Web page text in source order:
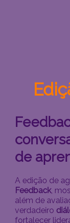
de
A edição de
Feedback,
além de
verdadeiro
fortalecer